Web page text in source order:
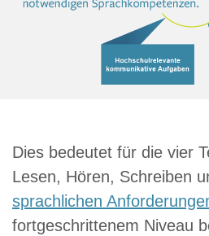
Dies bedeutet für die vier
Lesen, Hören, Schreiben
sprachlichen
fortgeschrittenem Niveau